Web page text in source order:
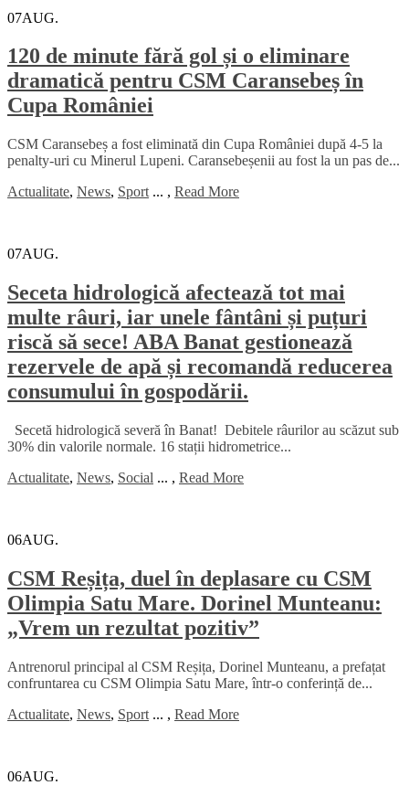
07AUG.
120 de minute fără gol și o eliminare
dramatică pentru CSM Caransebeș în
Cupa României
CSM Caransebeș a fost eliminată din Cupa României după 4-5 la
penalty-uri cu Minerul Lupeni. Caransebeșenii au fost la un pas de...
Actualitate, News, Sport ... , Read More
07AUG.
Seceta hidrologică afectează tot mai
multe râuri, iar unele fântâni și puțuri
riscă să sece! ABA Banat gestionează
rezervele de apă și recomandă reducerea
consumului în gospodării.
Secetă hidrologică severă în Banat! Debitele râurilor au scăzut sub
30% din valorile normale. 16 stații hidrometrice...
Actualitate, News, Social ... , Read More
06AUG.
CSM Reșița, duel în deplasare cu CSM
Olimpia Satu Mare. Dorinel Munteanu:
„Vrem un rezultat pozitiv”
Antrenorul principal al CSM Reșița, Dorinel Munteanu, a prefațat
confruntarea cu CSM Olimpia Satu Mare, într-o conferință de...
Actualitate, News, Sport ... , Read More
06AUG.